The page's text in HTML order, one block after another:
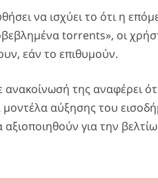
να ισχύει το ότι η
torrents», οι
εάν το επιθυμούν.
ανακοίνωσή της αναφέρει
μοντέλα αύξησης του
για την